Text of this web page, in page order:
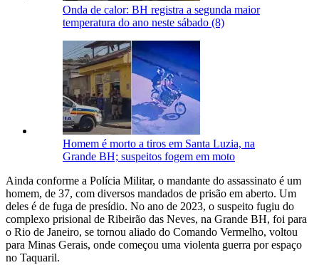
Onda de calor: BH registra a segunda maior
temperatura do ano neste sábado (8)
Homem é morto a tiros em Santa Luzia, na
Grande BH; suspeitos fogem em moto
Ainda conforme a Polícia Militar, o mandante do assassinato é um
homem, de 37, com diversos mandados de prisão em aberto. Um
deles é de fuga de presídio. No ano de 2023, o suspeito fugiu do
complexo prisional de Ribeirão das Neves, na Grande BH, foi para
o Rio de Janeiro, se tornou aliado do Comando Vermelho, voltou
para Minas Gerais, onde começou uma violenta guerra por espaço
no Taquaril.